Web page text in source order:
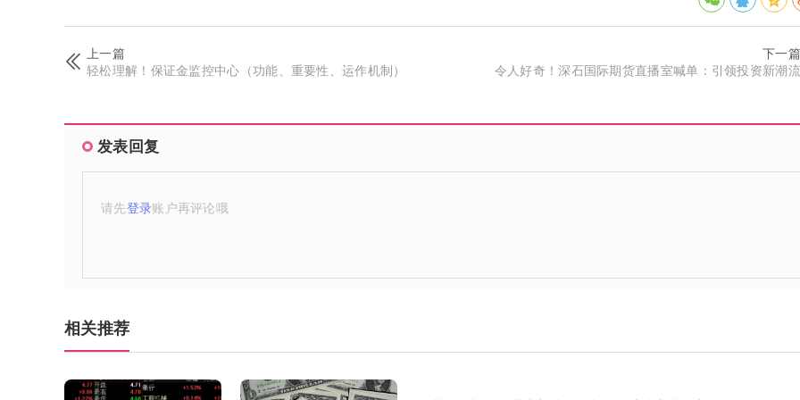
上一篇
轻松理解！保证金监控中心（功能、重要性、运作机制）
下一篇
令人好奇！深石国际期货直播室喊单：引领投资新潮流
发表回复
请先登录账户再评论哦
相关推荐